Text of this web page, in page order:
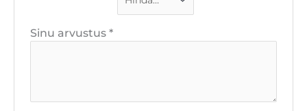
Sinu arvustus *